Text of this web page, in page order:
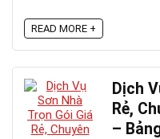
READ MORE +
Dịch
Rẻ,
–